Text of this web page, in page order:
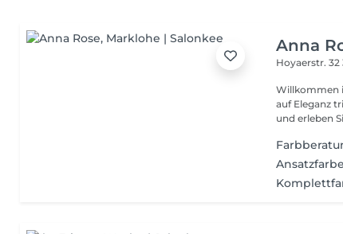
Anna
Hoyaerstr. 32
Willkommen in
auf Eleganz
und erleben